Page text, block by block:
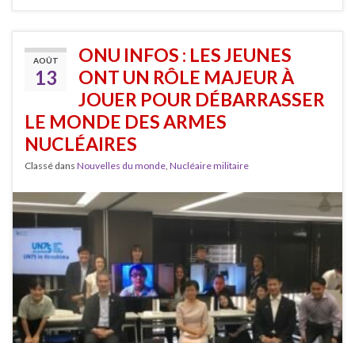
AOÛT
13
ONU INFOS : LES JEUNES
ONT UN RÔLE MAJEUR À
JOUER POUR DÉBARRASSER
LE MONDE DES ARMES
NUCLÉAIRES
Classé dans Nouvelles du monde, Nucléaire militaire